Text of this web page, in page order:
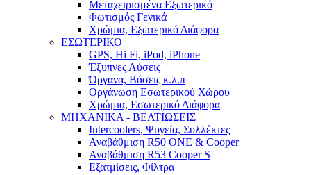
Μεταχειρισμένα Εξωτερικό
Φωτισμός Γενικά
Χρώμια, Εξωτερικό Διάφορα
ΕΣΩΤΕΡΙΚΟ
GPS, Hi Fi, iPod, iPhone
Έξυπνες Λύσεις
Όργανα, Βάσεις κ.λ.π
Οργάνωση Εσωτερικού Χώρου
Χρώμια, Εσωτερικό Διάφορα
ΜΗΧΑΝΙΚΑ - ΒΕΛΤΙΩΣΕΙΣ
Intercoolers, Ψυγεία, Συλλέκτες
Αναβάθμιση R50 ONE & Cooper
Αναβάθμιση R53 Cooper S
Εξατμίσεις, Φίλτρα